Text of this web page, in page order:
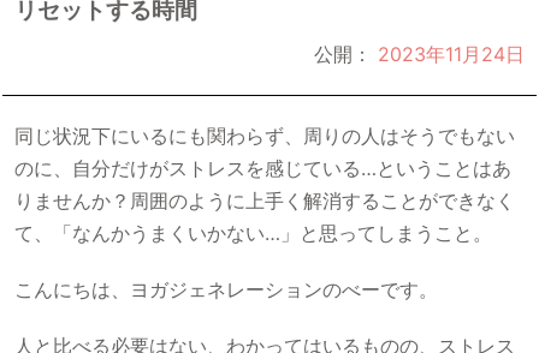
リセットする時間
公開： 2023年11月24日
同じ状況下にいるにも関わらず、周りの人はそうでもない
のに、自分だけがストレスを感じている…ということはあ
りませんか？周囲のように上手く解消することができなく
て、「なんかうまくいかない…」と思ってしまうこと。
こんにちは、ヨガジェネレーションのべーです。
人と比べる必要はない、わかってはいるものの、ストレス